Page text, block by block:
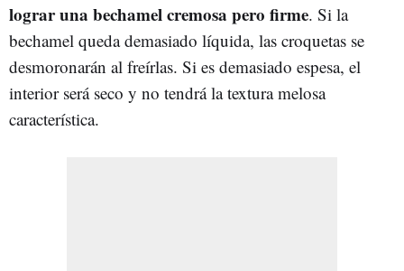
lograr una bechamel cremosa pero firme. Si la
bechamel queda demasiado líquida, las croquetas se
desmoronarán al freírlas. Si es demasiado espesa, el
interior será seco y no tendrá la textura melosa
característica.